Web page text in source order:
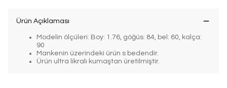
Ürün Açıklaması
Modelin ölçüleri: Boy: 1.76, göğüs: 84, bel: 60, kalça:
90
Mankenin üzerindeki ürün s bedendir.
Ürün ultra likralı kumaştan üretilmiştir.